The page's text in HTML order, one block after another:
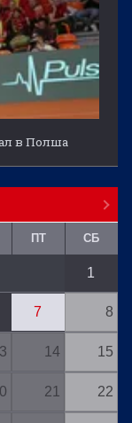
в Полша
ПТ СБ
1
7 8
14 15
21 22